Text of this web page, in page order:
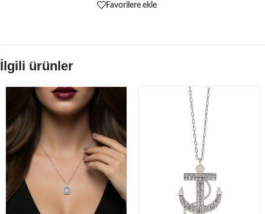
Favorilere ekle
İlgili ürünler